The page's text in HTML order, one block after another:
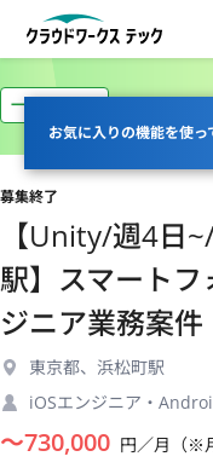
お気に入りの機能を使っ
一部リモート
募集終了
【Unity/週4日
駅】スマート
ジニア業務案件
東京都、浜松町駅
iOSエンジニア・
〜730,000 円／月（※